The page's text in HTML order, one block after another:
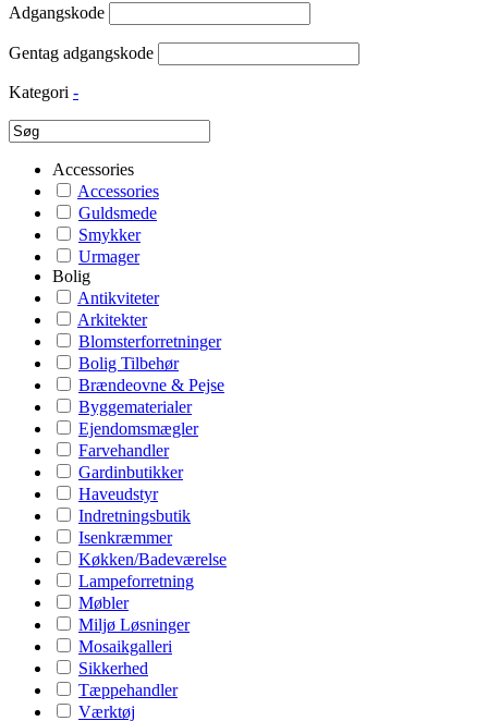
Adgangskode
Gentag adgangskode
Kategori -
Accessories
Accessories
Guldsmede
Smykker
Urmager
Bolig
Antikviteter
Arkitekter
Blomsterforretninger
Bolig Tilbehør
Brændeovne & Pejse
Byggematerialer
Ejendomsmægler
Farvehandler
Gardinbutikker
Haveudstyr
Indretningsbutik
Isenkræmmer
Køkken/Badeværelse
Lampeforretning
Møbler
Miljø Løsninger
Mosaikgalleri
Sikkerhed
Tæppehandler
Værktøj